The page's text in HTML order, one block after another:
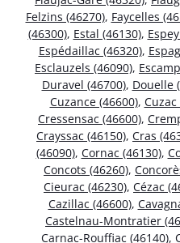
Felzins (46270), Faycelles
(46300), Estal (46130),
Espédaillac (46320),
Esclauzels (46090),
Duravel (46700), Douelle
Cuzance (46600), Cuzac
Cressensac (46600),
Crayssac (46150), Cras
(46090), Cornac (46130),
Concots (46260),
Cieurac (46230), Cézac
Cazillac (46600),
Castelnau-Montratier
Carnac-Rouffiac (46140),